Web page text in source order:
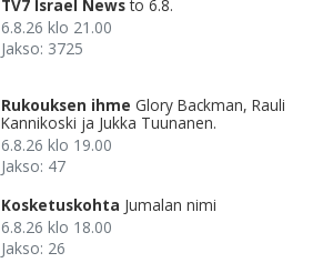
TV7 Israel News to 6.8.
6.8.26 klo 21.00
Jakso: 3725
Rukouksen ihme Glory Backman, Rauli
Kannikoski ja Jukka Tuunanen.
6.8.26 klo 19.00
Jakso: 47
Kosketuskohta Jumalan nimi
6.8.26 klo 18.00
Jakso: 26